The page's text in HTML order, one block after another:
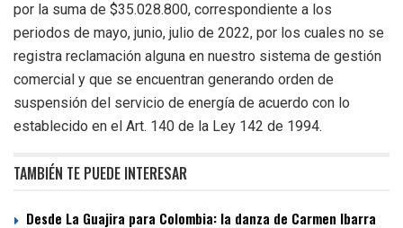
por la suma de $35.028.800, correspondiente a los
periodos de mayo, junio, julio de 2022, por los cuales no se
registra reclamación alguna en nuestro sistema de gestión
comercial y que se encuentran generando orden de
suspensión del servicio de energía de acuerdo con lo
establecido en el Art. 140 de la Ley 142 de 1994.
TAMBIÉN TE PUEDE INTERESAR
Desde La Guajira para Colombia: la danza de Carmen Ibarra